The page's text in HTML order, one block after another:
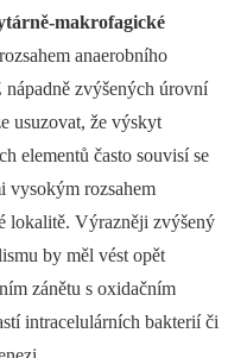
makrofagické
anaerobního
zvýšených úrovní
usuzovat, že výskyt
elementů často souvisí se
vysokým rozsahem
lokalitě. Výrazněji zvýšený
by měl vést opět
zánětu s oxidačním
intracelulárních bakterií či